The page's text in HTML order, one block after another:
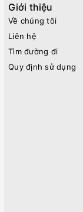
Giới thiệu
Về chúng tôi
Liên hệ
Tìm đường đi
Quy định sử dụng